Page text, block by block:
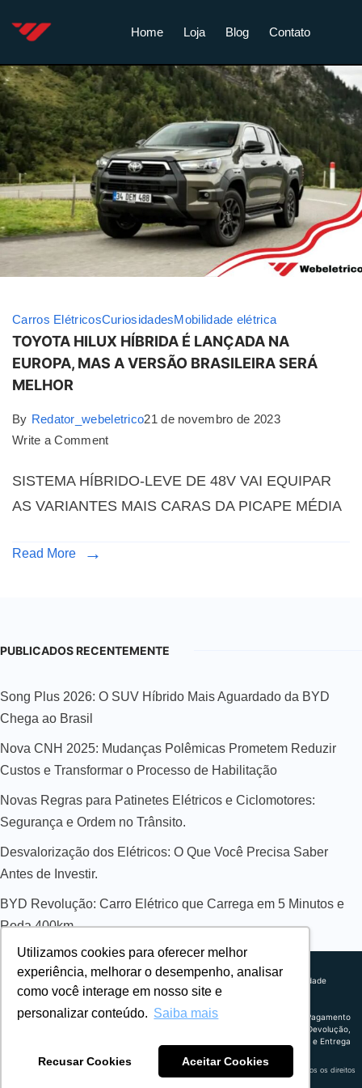
Utilizamos cookies para oferecer melhor
experiência, melhorar o desempenho, analisar
como você interage em nosso site e
personalizar conteúdo. Saiba mais
Recusar Cookies Aceitar Cookies
Home Loja Blog Contato
Carros ElétricosCuriosidadesMobilidade elétrica
TOYOTA HILUX HÍBRIDA É LANÇADA NA
EUROPA, MAS A VERSÃO BRASILEIRA SERÁ
MELHOR
By Redator_webeletrico21 de novembro de 2023
Write a Comment
SISTEMA HÍBRIDO-LEVE DE 48V VAI EQUIPAR
AS VARIANTES MAIS CARAS DA PICAPE MÉDIA
Read More
PUBLICADOS RECENTEMENTE
Song Plus 2026: O SUV Híbrido Mais Aguardado da BYD
Chega ao Brasil
Nova CNH 2025: Mudanças Polêmicas Prometem Reduzir
Custos e Transformar o Processo de Habilitação
Novas Regras para Patinetes Elétricos e Ciclomotores:
Segurança e Ordem no Trânsito.
Desvalorização dos Elétricos: O Que Você Precisa Saber
Antes de Investir.
BYD Revolução: Carro Elétrico que Carrega em 5 Minutos e
Roda 400km
Explorando novos horizontes com
inovação e estratégia. Estamos
para um amanhã mais conectado e
Sobre nós
Política de privacidade
Política de Pagamento
Troca, Devolução,
Reembolso e Entrega
Retrocart Veiculos Eletricos LTDA CNPJ: 49.759.389/0001-42 | © 2024 Webeletrico. Todos os direitos